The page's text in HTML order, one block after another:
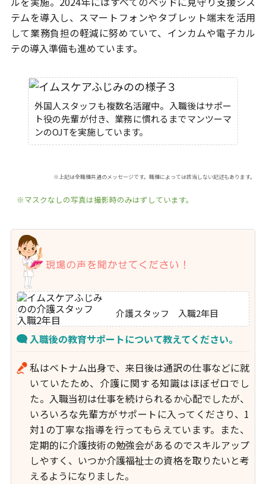
テムを導入し、 スマートフォンやタブレット端末を活用
して業務負担の軽減に努めていて、 インカムや電子カル
テの導入準備も進めています。
外国人スタッフも複数名活躍中。入職後はサポー
ト役の先輩が付き、業務に慣れるまでマンツーマ
ンのOJTを実施しています。
※上記は全職種共通のメッセージです。職種によっては該当しない記述もあります。
※マスクなしの写真は撮影時のみはずしています。
介護スタッフ 入職2年目
入職後の教育サポートについて教えてください。
私はベトナム出身で、来日後は通訳の仕事などに就
いていたため、介護に関する知識はほぼゼロでし
た。入職当初は仕事を続けられるか心配でしたが、
いろいろな先輩方がサポートに入ってくださり、1
対1の丁寧な指導を行ってもらえています。また、
定期的に介護技術の勉強会があるのでスキルアップ
しやすく、いつか介護福祉士の資格を取りたいと考
えるようになりました。